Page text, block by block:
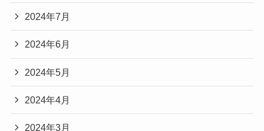
2024年7月
2024年6月
2024年5月
2024年4月
2024年3月